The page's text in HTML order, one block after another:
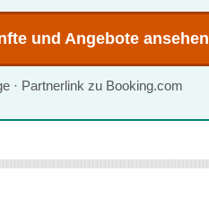
und Angebote ansehen
· Partnerlink zu Booking.com